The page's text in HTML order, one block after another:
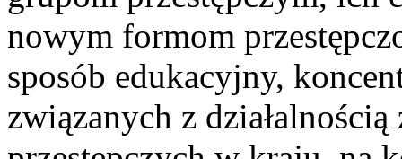
nowym formom
sposób edukacyjny,
związanych z